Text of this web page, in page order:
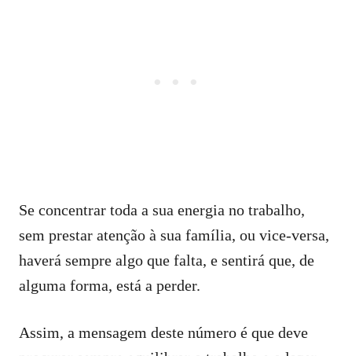
Se concentrar toda a sua energia no trabalho,
sem prestar atenção à sua família, ou vice-versa,
haverá sempre algo que falta, e sentirá que, de
alguma forma, está a perder.
Assim, a mensagem deste número é que deve